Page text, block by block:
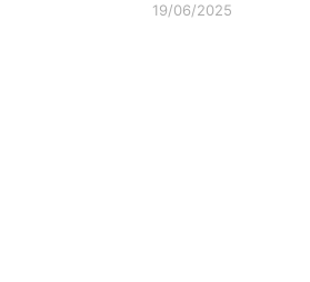
19/06/2025